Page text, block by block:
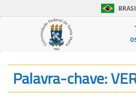
Palavra-chave: